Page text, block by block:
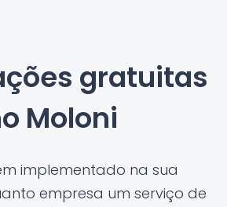
gratuitas
Moloni
implementado na sua
empresa um serviço de